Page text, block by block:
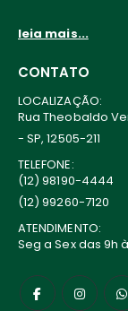
leia mais...
CONTATO
LOCALIZAÇÃO:
Rua Theobaldo
- SP, 12505-211
TELEFONE:
(12) 98190-4444
(12) 99260-7120
ATENDIMENTO:
Seg a Sex das 9h